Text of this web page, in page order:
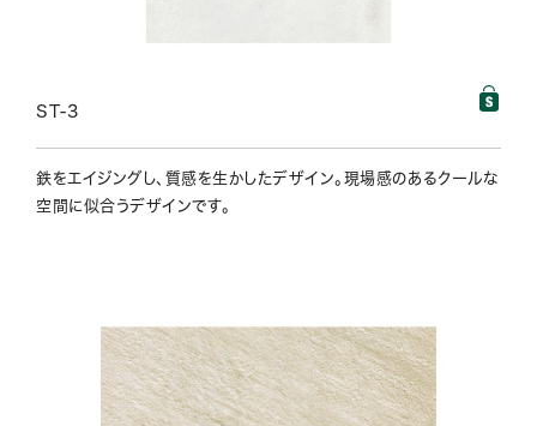
ST-3
鉄をエイジングし、質感を生かしたデザイン。現場感のあるクールな
空間に似合うデザインです。